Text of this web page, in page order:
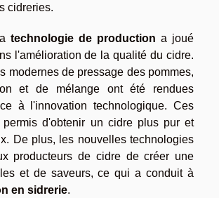
cidreries.
technologie de production a joué
l'amélioration de la qualité du cidre.
modernes de pressage des pommes,
et de mélange ont été rendues
à l'innovation technologique. Ces
permis d'obtenir un cidre plus pur et
De plus, les nouvelles technologies
producteurs de cidre de créer une
et de saveurs, ce qui a conduit à
en sidrerie.